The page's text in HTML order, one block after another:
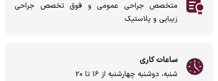
متخصص جراحی عمومی و فوق تخصص جراحی
زیبایی و پلاستیک
ساعات کاری
شنبه، دوشنبه چهارشنبه از 16 تا 20